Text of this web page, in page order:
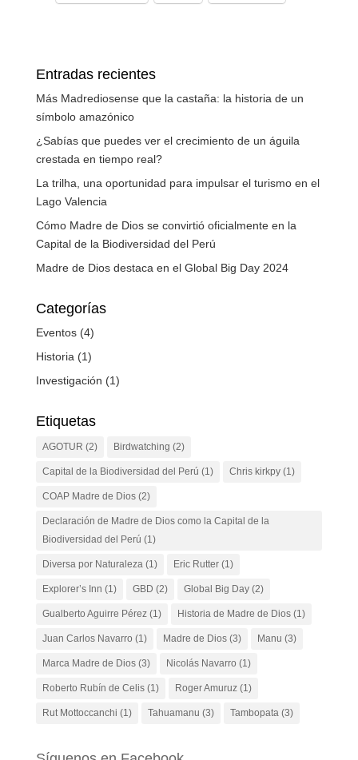
Entradas recientes
Más Madrediosense que la castaña: la historia de un
símbolo amazónico
¿Sabías que puedes ver el crecimiento de un águila
crestada en tiempo real?
La trilha, una oportunidad para impulsar el turismo en el
Lago Valencia
Cómo Madre de Dios se convirtió oficialmente en la
Capital de la Biodiversidad del Perú
Madre de Dios destaca en el Global Big Day 2024
Categorías
Eventos(4)
Historia (1)
Investigación (1)
Etiquetas
AGOTUR (2) Birdwatching (2)
Capital de la Biodiversidad del Perú (1) Chris kirkpy(1)
COAP Madre de Dios(2)
Declaración de Madre de Dios como la Capital de la
Biodiversidad del Perú (1)
Diversa por Naturaleza (1) Eric Rutter(1)
Explorer’s Inn (1) GBD (2) Global Big Day(2)
Gualberto Aguirre Pérez(1) Historia de Madre de Dios(1)
Juan Carlos Navarro (1) Madre de Dios(3) Manu (3)
Marca Madre de Dios(3) Nicolás Navarro (1)
Roberto Rubín de Celis(1) Roger Amuruz(1)
Rut Mottoccanchi (1) Tahuamanu (3) Tambopata (3)